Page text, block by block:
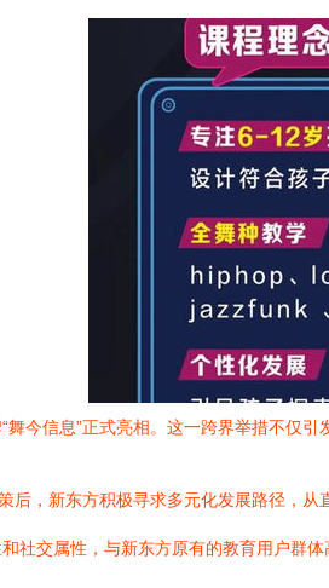
今信息”正式亮相。这一跨界举措不仅
后，新东方积极寻求多元化发展路径，
社交属性，与新东方原有的教育用户群